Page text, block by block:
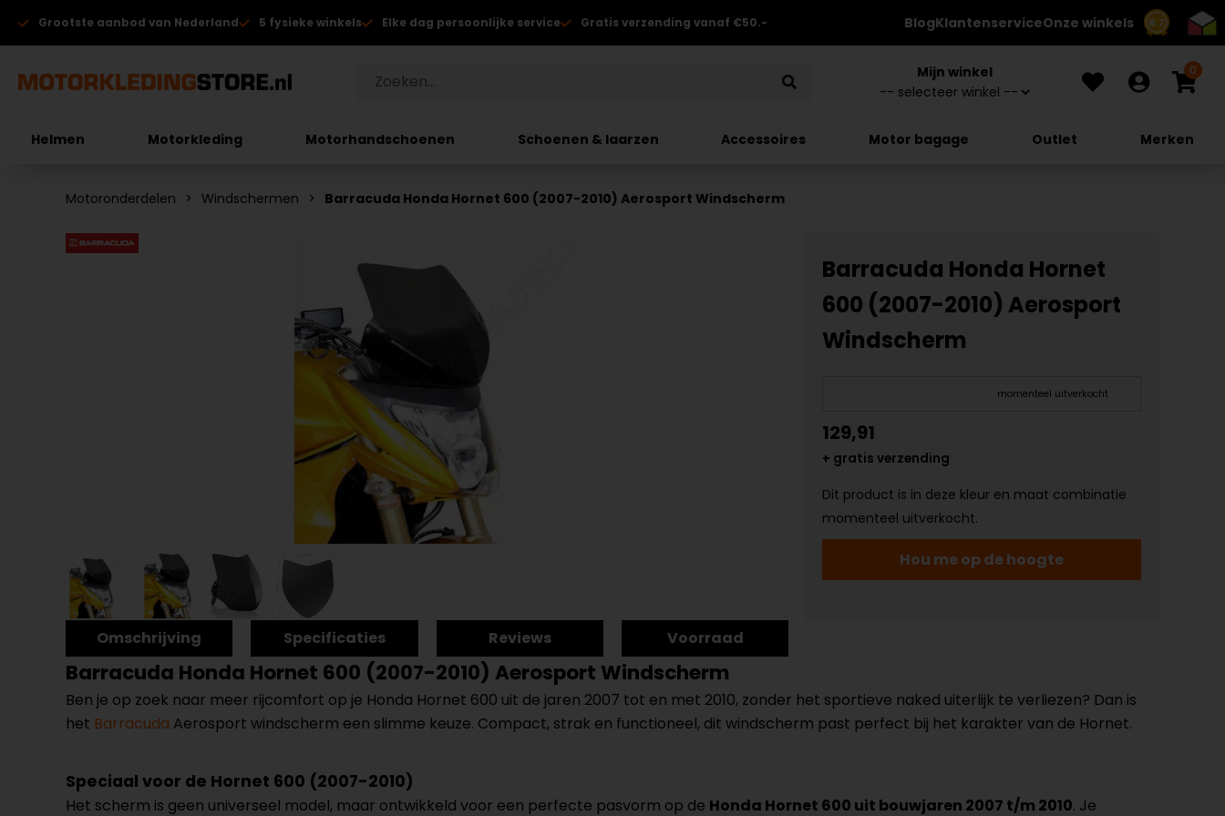
8.7
Grootste aanbod van Nederland 5 fysieke winkels Elke dag persoonlijke service Gratis verzending vanaf €50.- BlogKlantenserviceOnze winkels
Mijn winkel 0
Helmen Motorkleding Motorhandschoenen Schoenen & laarzen Accessoires Motor bagage Outlet Merken
Motoronderdelen Windschermen Barracuda Honda Hornet 600 (2007-2010) Aerosport Windscherm
Barracuda Honda Hornet
600 (2007-2010) Aerosport
Windscherm
momenteel uitverkocht
129,91
+ gratis verzending
Dit product is in deze kleur en maat combinatie
momenteel uitverkocht.
Hou me op de hoogte
Omschrijving Specificaties Reviews Voorraad
Barracuda Honda Hornet 600 (2007-2010) Aerosport Windscherm
Ben je op zoek naar meer rijcomfort op je Honda Hornet 600 uit de jaren 2007 tot en met 2010, zonder het sportieve naked uiterlijk te verliezen? Dan is
het Barracuda Aerosport windscherm een slimme keuze. Compact, strak en functioneel, dit windscherm past perfect bij het karakter van de Hornet.
Speciaal voor de Hornet 600 (2007-2010)
Het scherm is geen universeel model, maar ontwikkeld voor een perfecte pasvorm op de Honda Hornet 600 uit bouwjaren 2007 t/m 2010. Je